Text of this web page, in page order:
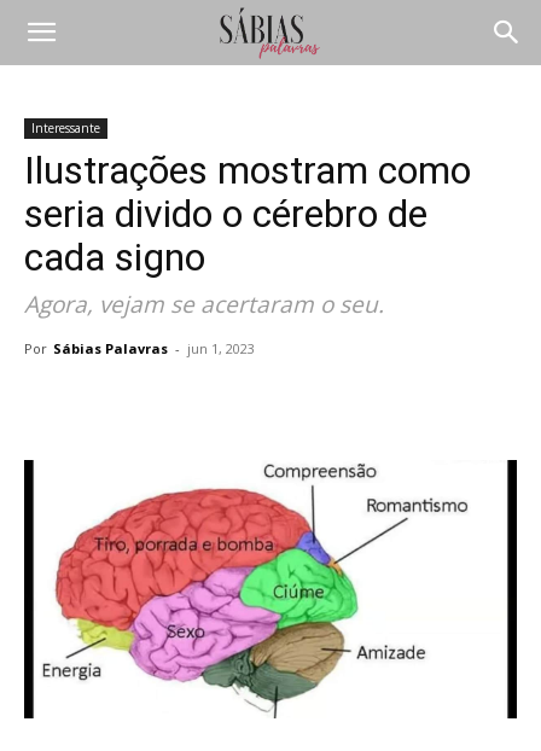
Interessante
Ilustrações mostram como
seria divido o cérebro de
cada signo
Agora, vejam se acertaram o seu.
Por Sábias Palavras - jun 1, 2023